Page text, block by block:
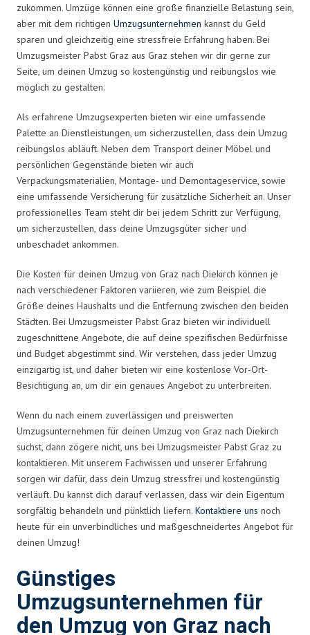
zukommen. Umzüge können eine große finanzielle Belastung sein,
aber mit dem richtigen Umzugsunternehmen kannst du Geld
sparen und gleichzeitig eine stressfreie Erfahrung haben. Bei
Umzugsmeister Pabst Graz aus Graz stehen wir dir gerne zur
Seite, um deinen Umzug so kostengünstig und reibungslos wie
möglich zu gestalten.
Als erfahrene Umzugsexperten bieten wir eine umfassende
Palette an Dienstleistungen, um sicherzustellen, dass dein Umzug
reibungslos abläuft. Neben dem Transport deiner Möbel und
persönlichen Gegenstände bieten wir auch
Verpackungsmaterialien, Montage- und Demontageservice, sowie
eine umfassende Versicherung für zusätzliche Sicherheit an. Unser
professionelles Team steht dir bei jedem Schritt zur Verfügung,
um sicherzustellen, dass deine Umzugsgüter sicher und
unbeschadet ankommen.
Die Kosten für deinen Umzug von Graz nach Diekirch können je
nach verschiedener Faktoren variieren, wie zum Beispiel die
Größe deines Haushalts und die Entfernung zwischen den beiden
Städten. Bei Umzugsmeister Pabst Graz bieten wir individuell
zugeschnittene Angebote, die auf deine spezifischen Bedürfnisse
und Budget abgestimmt sind. Wir verstehen, dass jeder Umzug
einzigartig ist, und daher bieten wir eine kostenlose Vor-Ort-
Besichtigung an, um dir ein genaues Angebot zu unterbreiten.
Wenn du nach einem zuverlässigen und preiswerten
Umzugsunternehmen für deinen Umzug von Graz nach Diekirch
suchst, dann zögere nicht, uns bei Umzugsmeister Pabst Graz zu
kontaktieren. Mit unserem Fachwissen und unserer Erfahrung
sorgen wir dafür, dass dein Umzug stressfrei und kostengünstig
verläuft. Du kannst dich darauf verlassen, dass wir dein Eigentum
sorgfältig behandeln und pünktlich liefern. Kontaktiere uns noch
heute für ein unverbindliches und maßgeschneidertes Angebot für
deinen Umzug!
Günstiges
Umzugsunternehmen für
den Umzug von Graz nach